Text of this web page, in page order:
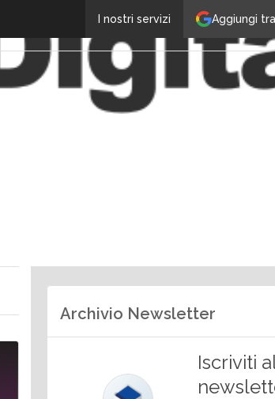
Aggiungi
I nostri servizi
Archivio Newsletter
Iscriviti